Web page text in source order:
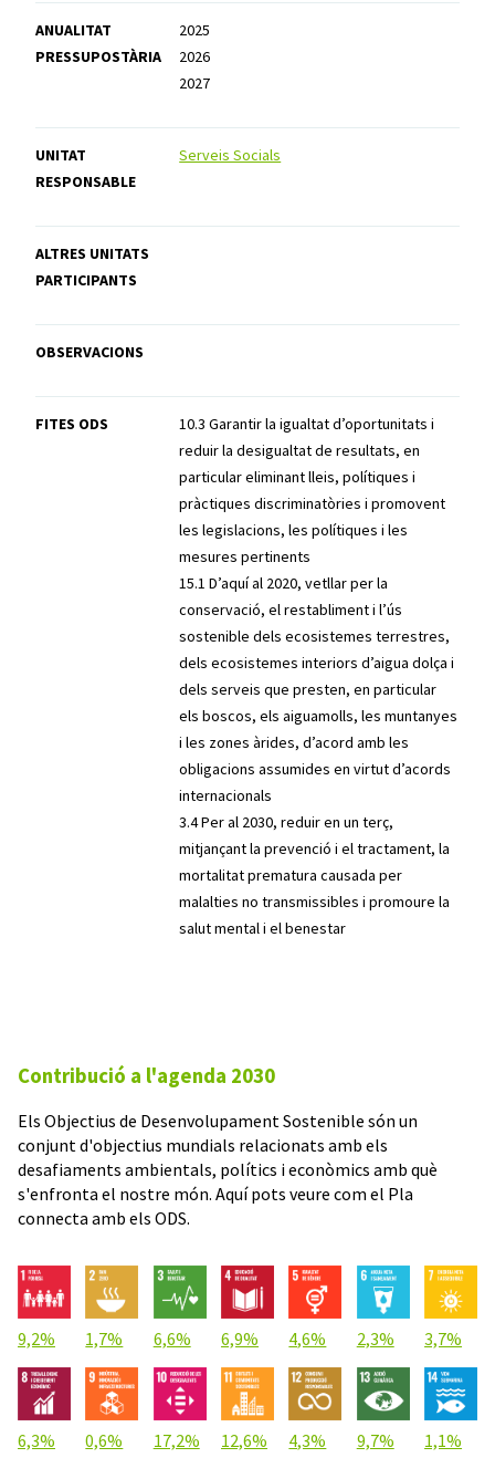
ANUALITAT
PRESSUPOSTÀRIA
2025
2026
2027
UNITAT
RESPONSABLE
Serveis Socials
ALTRES UNITATS
PARTICIPANTS
OBSERVACIONS
FITES ODS
10.3 Garantir la igualtat d’oportunitats i
reduir la desigualtat de resultats, en
particular eliminant lleis, polítiques i
pràctiques discriminatòries i promovent
les legislacions, les polítiques i les
mesures pertinents
15.1 D’aquí al 2020, vetllar per la
conservació, el restabliment i l’ús
sostenible dels ecosistemes terrestres,
dels ecosistemes interiors d’aigua dolça i
dels serveis que presten, en particular
els boscos, els aiguamolls, les muntanyes
i les zones àrides, d’acord amb les
obligacions assumides en virtut d’acords
internacionals
3.4 Per al 2030, reduir en un terç,
mitjançant la prevenció i el tractament, la
mortalitat prematura causada per
malalties no transmissibles i promoure la
salut mental i el benestar
Contribució a l'agenda 2030
Els Objectius de Desenvolupament Sostenible són un
conjunt d'objectius mundials relacionats amb els
desafiaments ambientals, polítics i econòmics amb què
s'enfronta el nostre món. Aquí pots veure com el Pla
connecta amb els ODS.
9,2% 1,7% 6,6% 6,9% 4,6% 2,3% 3,7%
6,3% 0,6% 17,2% 12,6% 4,3% 9,7% 1,1%